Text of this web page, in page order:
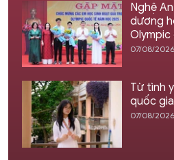
Nghệ
dương
07/08/2026
Từ tình
quốc
07/08/